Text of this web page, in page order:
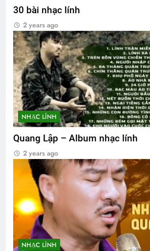
30 bài nhạc lính
2 years ago
NHẠC LÍNH
Quang Lập – Album nhạc lính
2 years ago
NHẠC LÍNH